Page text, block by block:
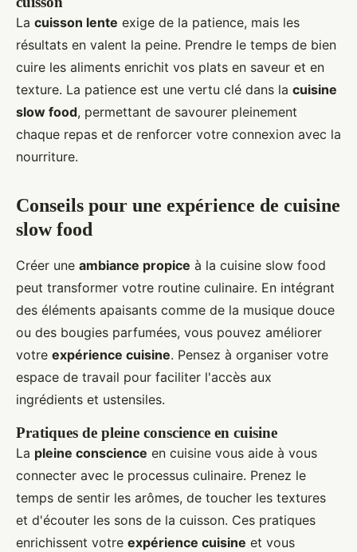
La cuisson lente exige de la patience, mais les
résultats en valent la peine. Prendre le temps de bien
cuire les aliments enrichit vos plats en saveur et en
texture. La patience est une vertu clé dans la cuisine
slow food, permettant de savourer pleinement
chaque repas et de renforcer votre connexion avec la
nourriture.
Conseils pour une expérience de cuisine
slow food
Créer une ambiance propice à la cuisine slow food
peut transformer votre routine culinaire. En intégrant
des éléments apaisants comme de la musique douce
ou des bougies parfumées, vous pouvez améliorer
votre expérience cuisine. Pensez à organiser votre
espace de travail pour faciliter l'accès aux
ingrédients et ustensiles.
Pratiques de pleine conscience en cuisine
La pleine conscience en cuisine vous aide à vous
connecter avec le processus culinaire. Prenez le
temps de sentir les arômes, de toucher les textures
et d'écouter les sons de la cuisson. Ces pratiques
enrichissent votre expérience cuisine et vous